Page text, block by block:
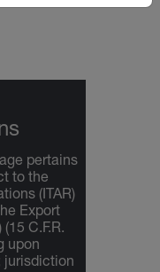
pertains
to the
(ITAR)
Export
C.F.R.
upon
jurisdiction